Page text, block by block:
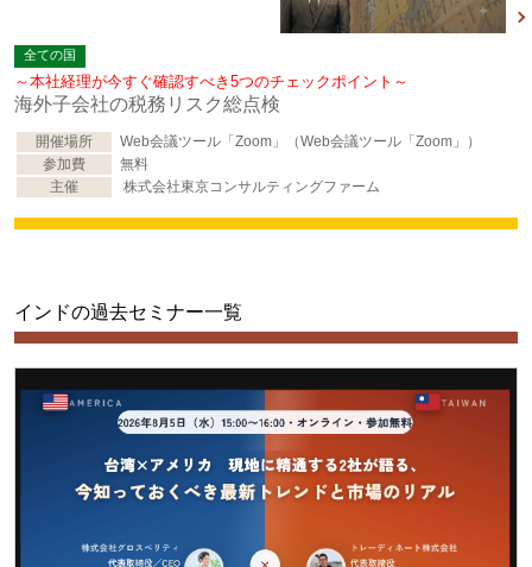
全ての国
～本社経理が今すぐ確認すべき5つのチェックポイント～
海外子会社の税務リスク総点検
開催場所
Web会議ツール「Zoom」（Web会議ツール「Zoom」）
参加費
無料
主催
株式会社東京コンサルティングファーム
インドの過去セミナー一覧